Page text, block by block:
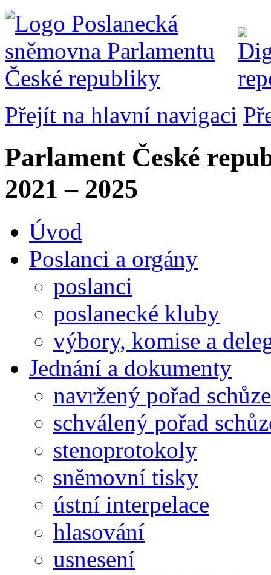
Přejít na hlavní navigaci
Parlament České
2021 – 2025
Úvod
Poslanci a orgány
poslanci
poslanecké kluby
výbory, komise a
Jednání a dokumenty
navržený pořad schůze
schválený pořad
stenoprotokoly
sněmovní tisky
ústní interpelace
hlasování
usnesení